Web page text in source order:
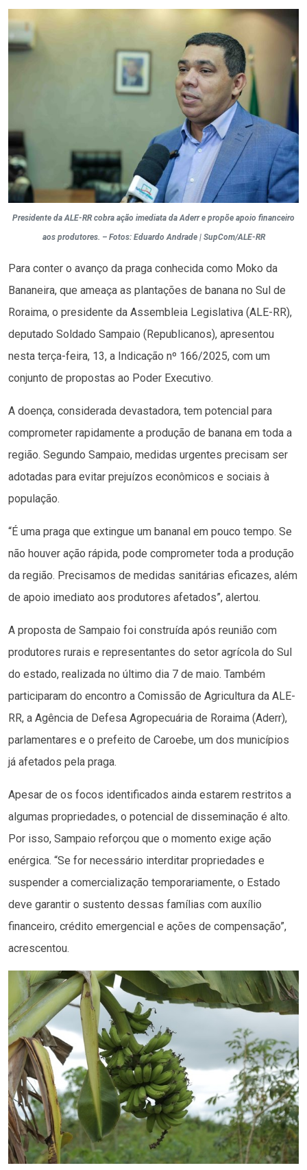
Presidente da ALE-RR cobra ação imediata da Aderr e propõe apoio financeiro
aos produtores. – Fotos: Eduardo Andrade | SupCom/ALE-RR
Para conter o avanço da praga conhecida como Moko da
Bananeira, que ameaça as plantações de banana no Sul de
Roraima, o presidente da Assembleia Legislativa (ALE-RR),
deputado Soldado Sampaio (Republicanos), apresentou
nesta terça-feira, 13, a Indicação nº 166/2025, com um
conjunto de propostas ao Poder Executivo.
A doença, considerada devastadora, tem potencial para
comprometer rapidamente a produção de banana em toda a
região. Segundo Sampaio, medidas urgentes precisam ser
adotadas para evitar prejuízos econômicos e sociais à
população.
“É uma praga que extingue um bananal em pouco tempo. Se
não houver ação rápida, pode comprometer toda a produção
da região. Precisamos de medidas sanitárias eficazes, além
de apoio imediato aos produtores afetados”, alertou.
A proposta de Sampaio foi construída após reunião com
produtores rurais e representantes do setor agrícola do Sul
do estado, realizada no último dia 7 de maio. Também
participaram do encontro a Comissão de Agricultura da ALE-
RR, a Agência de Defesa Agropecuária de Roraima (Aderr),
parlamentares e o prefeito de Caroebe, um dos municípios
já afetados pela praga.
Apesar de os focos identificados ainda estarem restritos a
algumas propriedades, o potencial de disseminação é alto.
Por isso, Sampaio reforçou que o momento exige ação
enérgica. “Se for necessário interditar propriedades e
suspender a comercialização temporariamente, o Estado
deve garantir o sustento dessas famílias com auxílio
financeiro, crédito emergencial e ações de compensação”,
acrescentou.